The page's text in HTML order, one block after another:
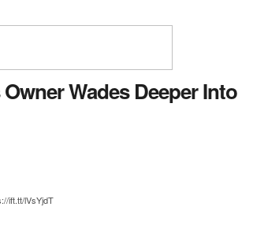
Wades Deeper Into
ift.tt/lVsYjdT